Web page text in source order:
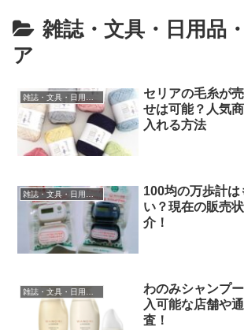
雑誌・文具・日用品
ア
セリアの毛糸が
せは可能？人気
入れる方法
雑誌・文具・日用品・インテリア
100均の万歩計
い？現在の販売
介！
わのみシャンプ
入可能な店舗や
査！